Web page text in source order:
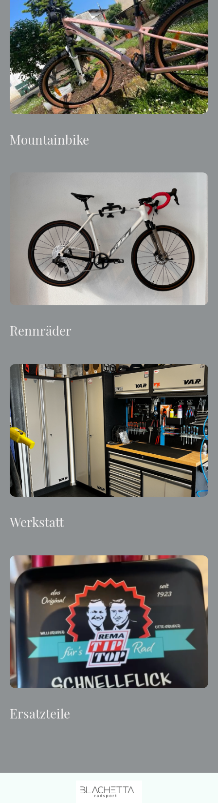
Mountainbike
Rennräder
Werkstatt
Ersatzteile